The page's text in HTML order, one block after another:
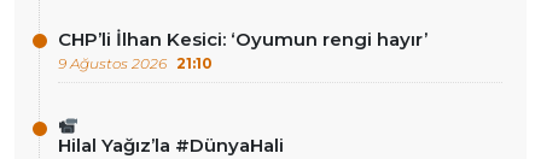
CHP’li İlhan Kesici: ‘Oyumun rengi hayır’
9 Ağustos 2026 21:10
Hilal Yağız’la #DünyaHali